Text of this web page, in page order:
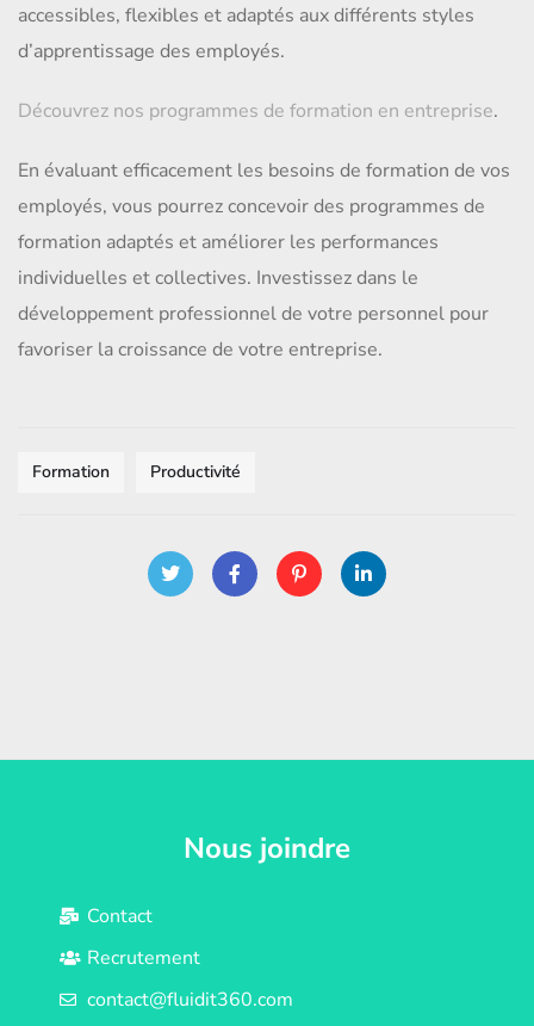
accessibles, flexibles et adaptés aux différents styles
d’apprentissage des employés.
Découvrez nos programmes de formation en entreprise.
En évaluant efficacement les besoins de formation de vos
employés, vous pourrez concevoir des programmes de
formation adaptés et améliorer les performances
individuelles et collectives. Investissez dans le
développement professionnel de votre personnel pour
favoriser la croissance de votre entreprise.
Formation Productivité
Nous joindre
Contact
Recrutement
contact@fluidit360.com